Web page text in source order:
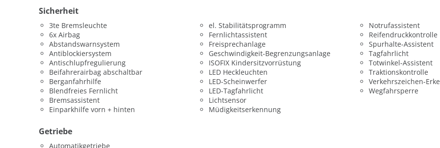
Sicherheit
3te Bremsleuchte
6x Airbag
Abstandswarnsystem
Antiblockiersystem
Antischlupfregulierung
Beifahrerairbag abschaltbar
Berganfahrhilfe
Blendfreies Fernlicht
Bremsassistent
Einparkhilfe vorn + hinten
el. Stabilitätsprogramm
Fernlichtassistent
Freisprechanlage
Geschwindigkeit-Begrenzungsanlage
ISOFIX Kindersitzvorrüstung
LED Heckleuchten
LED-Scheinwerfer
LED-Tagfahrlicht
Lichtsensor
Müdigkeitserkennung
Notrufassistent
Reifendruckkontrolle
Spurhalte-Assistent
Tagfahrlicht
Totwinkel-Assistent
Traktionskontrolle
Verkehrszeichen-
Wegfahrsperre
Getriebe
Automatikgetriebe